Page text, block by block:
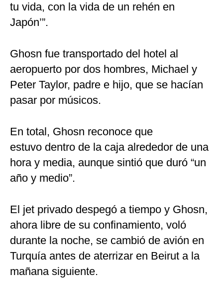
tu vida, con la vida de un rehén en
Japón’”.
Ghosn fue transportado del hotel al
aeropuerto por dos hombres, Michael y
Peter Taylor, padre e hijo, que se hacían
pasar por músicos.
En total, Ghosn reconoce que
estuvo dentro de la caja alrededor de una
hora y media, aunque sintió que duró “un
año y medio”.
El jet privado despegó a tiempo y Ghosn,
ahora libre de su confinamiento, voló
durante la noche, se cambió de avión en
Turquía antes de aterrizar en Beirut a la
mañana siguiente.